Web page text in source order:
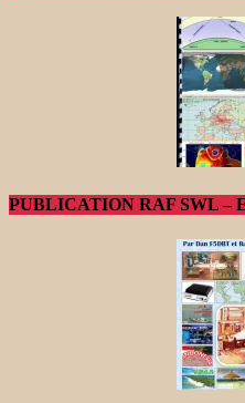
PUBLICATION RAF SWL –